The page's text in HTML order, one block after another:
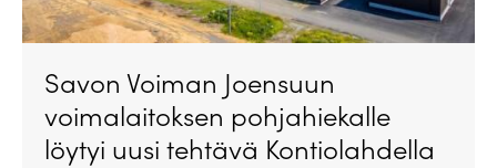
Savon Voiman Joensuun
voimalaitoksen pohjahiekalle
löytyi uusi tehtävä Kontiolahdella